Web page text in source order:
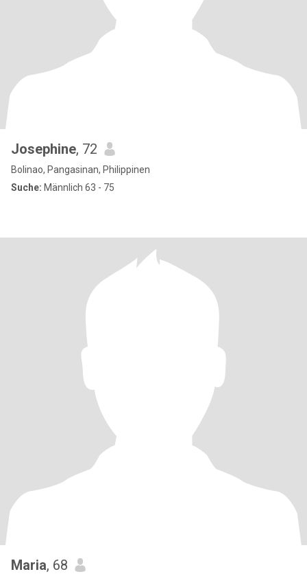
Josephine, 72
Bolinao, Pangasinan, Philippinen
Suche: Männlich 63 - 75
Maria, 68